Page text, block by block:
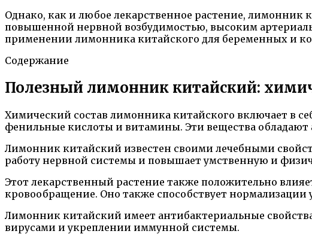
Однако, как и любое лекарственное растение, лимонник
повышенной нервной возбудимостью, высоким
применении лимонника китайского для беременных и
Содержание
Полезный лимонник китайский:
Химический состав лимонника китайского включает в
фенильные кислоты и витамины. Эти вещества
Лимонник китайский известен своими лечебными
работу нервной системы и повышает умственную и
Этот лекарственный растение также положительно
кровообращение. Оно также способствует нормализации
Лимонник китайский имеет антибактериальные
вирусами и укреплении иммунной системы.